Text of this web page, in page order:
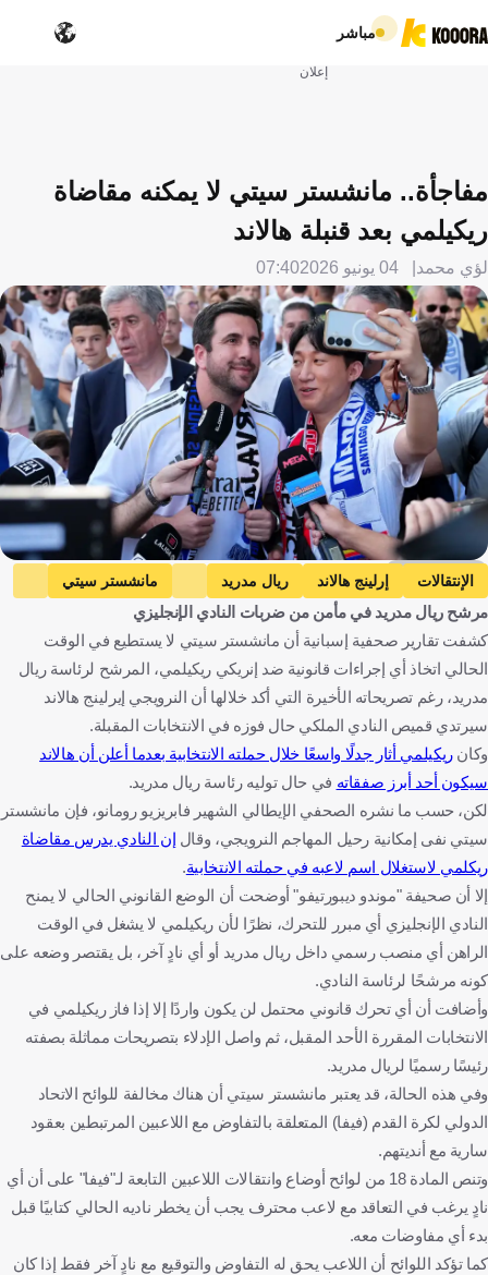
مباشر
إعلان
مفاجأة.. مانشستر سيتي لا يمكنه مقاضاة
ريكيلمي بعد قنبلة هالاند
لؤي محمد 04 يونيو 2026 07:40
Getty Images
الإنتقالات إرلينج هالاند ريال مدريد
مانشستر سيتي
الدوري الإسباني
الدوري الإنجليزي الممتاز النرويج
إنجلترا
كرة قدم
مرشح ريال مدريد في مأمن من ضربات النادي الإنجليزي
كشفت تقارير صحفية إسبانية أن مانشستر سيتي لا يستطيع في الوقت
الحالي اتخاذ أي إجراءات قانونية ضد إنريكي ريكيلمي، المرشح لرئاسة ريال
مدريد، رغم تصريحاته الأخيرة التي أكد خلالها أن النرويجي إيرلينج هالاند
سيرتدي قميص النادي الملكي حال فوزه في الانتخابات المقبلة.
وكانريكيلمي أثار جدلًا واسعًا خلال حملته الانتخابية بعدما أعلن أن هالاند
سيكون أحد أبرز صفقاته في حال توليه رئاسة ريال مدريد.
لكن، حسب ما نشره الصحفي الإيطالي الشهير فابريزيو رومانو، فإن مانشستر
سيتي نفى إمكانية رحيل المهاجم النرويجي، وقال إن النادي يدرس مقاضاة
ريكلمي لاستغلال اسم لاعبه في حملته الانتخابية.
إلا أن صحيفة "موندو ديبورتيفو" أوضحت أن الوضع القانوني الحالي لا يمنح
النادي الإنجليزي أي مبرر للتحرك، نظرًا لأن ريكيلمي لا يشغل في الوقت
الراهن أي منصب رسمي داخل ريال مدريد أو أي نادٍ آخر، بل يقتصر وضعه على
كونه مرشحًا لرئاسة النادي.
وأضافت أن أي تحرك قانوني محتمل لن يكون واردًا إلا إذا فاز ريكيلمي في
الانتخابات المقررة الأحد المقبل، ثم واصل الإدلاء بتصريحات مماثلة بصفته
رئيسًا رسميًا لريال مدريد.
وفي هذه الحالة، قد يعتبر مانشستر سيتي أن هناك مخالفة للوائح الاتحاد
الدولي لكرة القدم (فيفا) المتعلقة بالتفاوض مع اللاعبين المرتبطين بعقود
سارية مع أنديتهم.
وتنص المادة 18 من لوائح أوضاع وانتقالات اللاعبين التابعة لـ"فيفا" على أن أي
نادٍ يرغب في التعاقد مع لاعب محترف يجب أن يخطر ناديه الحالي كتابيًا قبل
بدء أي مفاوضات معه.
كما تؤكد اللوائح أن اللاعب يحق له التفاوض والتوقيع مع نادٍ آخر فقط إذا كان